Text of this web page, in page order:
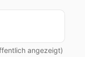
angezeigt)